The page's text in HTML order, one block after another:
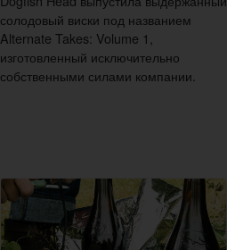
солодовый виски под названием
Alternate Takes: Volume 1,
изготовленный исключительно
собственными силами компании.